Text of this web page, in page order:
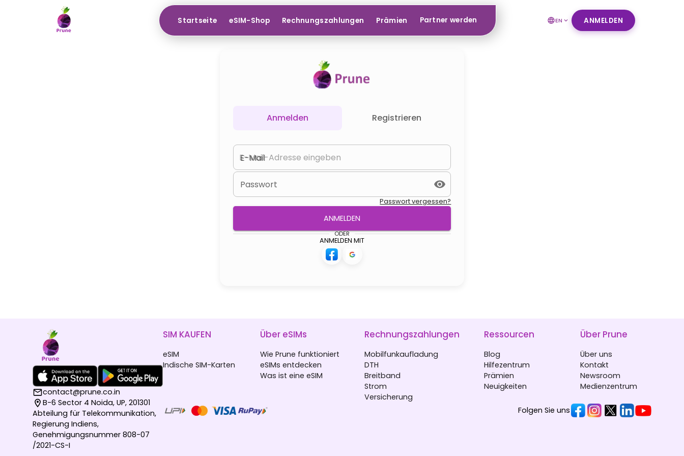
Startseite eSIM-Shop Rechnungszahlungen Prämien Partner werden EN ANMELDEN
Anmelden Registrieren
E-Mail
Passwort
Passwort vergessen?
ANMELDEN
ODER
ANMELDEN MIT
contact@prune.co.in
B-6 Sector 4 Noida, UP, 201301
Abteilung für Telekommunikation,
Regierung Indiens,
Genehmigungsnummer 808-07
/2021-CS-I
SIM KAUFEN
eSIM
Indische SIM-Karten
Über eSIMs
Wie Prune funktioniert
eSIMs entdecken
Was ist eine eSIM
Rechnungszahlungen
Mobilfunkaufladung
DTH
Breitband
Strom
Versicherung
Ressourcen
Blog
Hilfezentrum
Prämien
Neuigkeiten
Über Prune
Über uns
Kontakt
Newsroom
Medienzentrum
Folgen Sie uns